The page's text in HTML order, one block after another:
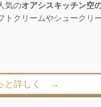
気のオアシスキッチン空
トクリームやシュークリ
と詳しく →